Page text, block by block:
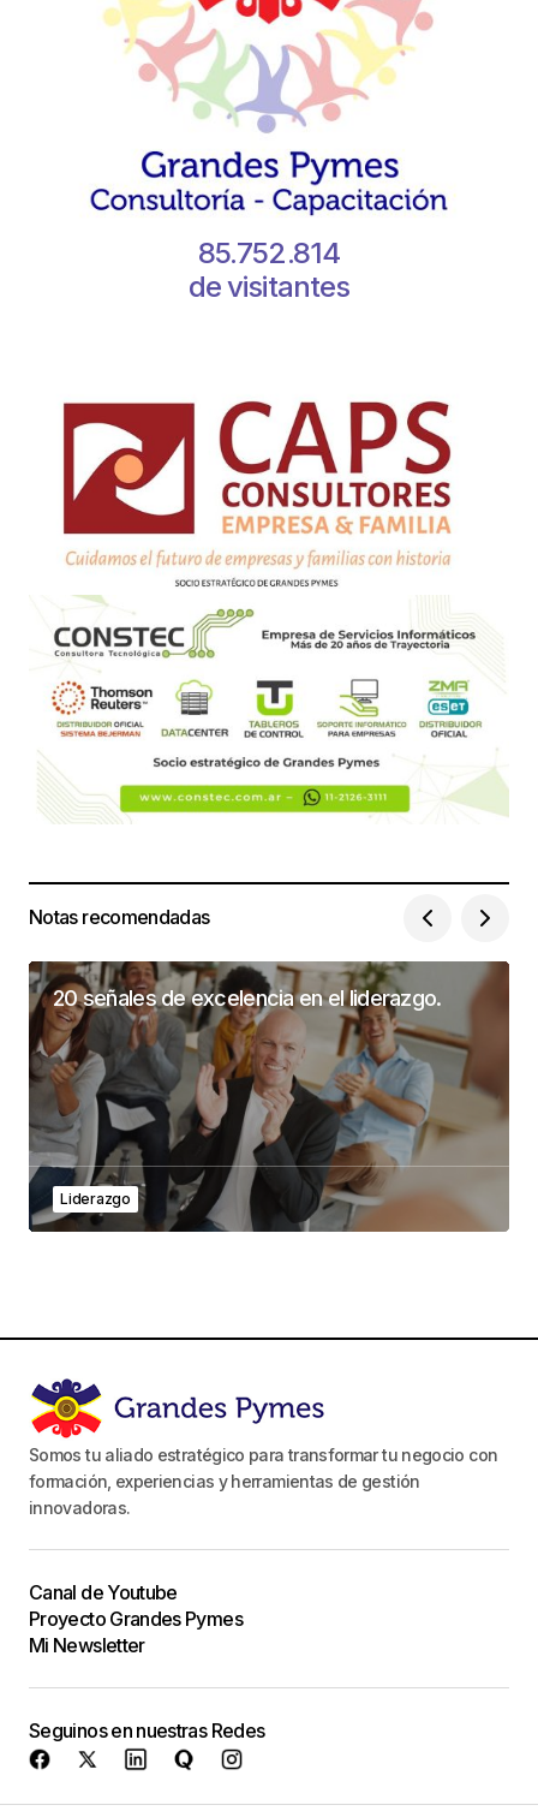
85.752.814
de visitantes
Notas recomendadas
20 señales de excelencia en el liderazgo.
Liderazgo
Somos tu aliado estratégico para transformar tu negocio con
formación, experiencias y herramientas de gestión
innovadoras.
Canal de Youtube
Proyecto Grandes Pymes
Mi Newsletter
Seguinos en nuestras Redes